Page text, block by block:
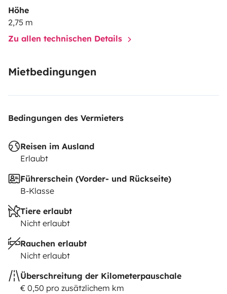
Höhe
2,75 m
Zu allen technischen Details
Mietbedingungen
Bedingungen des Vermieters
Reisen im Ausland
Erlaubt
Führerschein (Vorder- und Rückseite)
B-Klasse
Tiere erlaubt
Nicht erlaubt
Rauchen erlaubt
Nicht erlaubt
Überschreitung der Kilometerpauschale
€ 0,50 pro zusätzlichem km